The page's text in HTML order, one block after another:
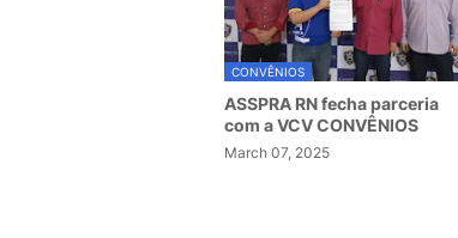
CONVÊNIOS
ASSPRA RN fecha parceria
com a VCV CONVÊNIOS
March 07, 2025